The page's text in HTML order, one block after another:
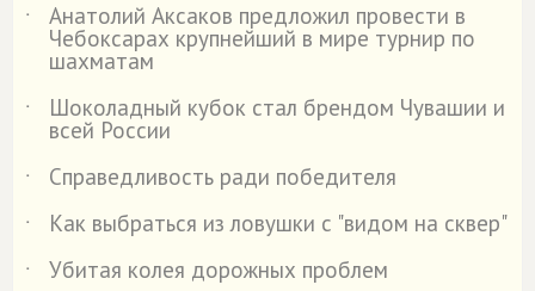
˙ Анатолий Аксаков предложил провести в
Чебоксарах крупнейший в мире турнир по
шахматам
˙
Шоколадный кубок стал брендом Чувашии и
всей России
˙
Справедливость ради победителя
˙
Как выбраться из ловушки с "видом на сквер"
˙
Убитая колея дорожных проблем